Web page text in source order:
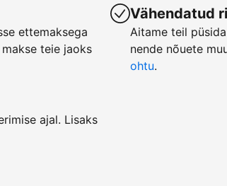
ettemaksega
teie jaoks
ajal. Lisaks
Vähendatud
Aitame teil
nende nõuete
ohtu.